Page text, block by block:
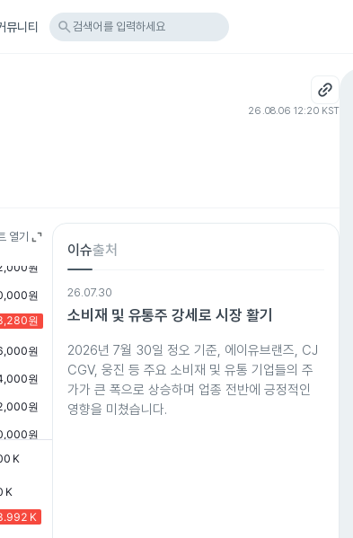
뮤니티 search 검색어를 입력하세요
26.08.06 12:20 KST
열기
이슈출처
26.07.30
소비재 및 유통주 강세로 시장 활기
2026년 7월 30일 정오 기준, 에이유브랜즈, CJ
CGV, 웅진 등 주요 소비재 및 유통 기업들의 주
가가 큰 폭으로 상승하며 업종 전반에 긍정적인
영향을 미쳤습니다.